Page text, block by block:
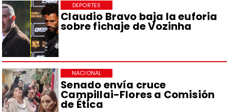
Claudio Bravo baja la euforia
sobre fichaje de Vozinha
DEPORTES
Senado envía cruce
Campillai-Flores a Comisión
de Ética
NACIONAL